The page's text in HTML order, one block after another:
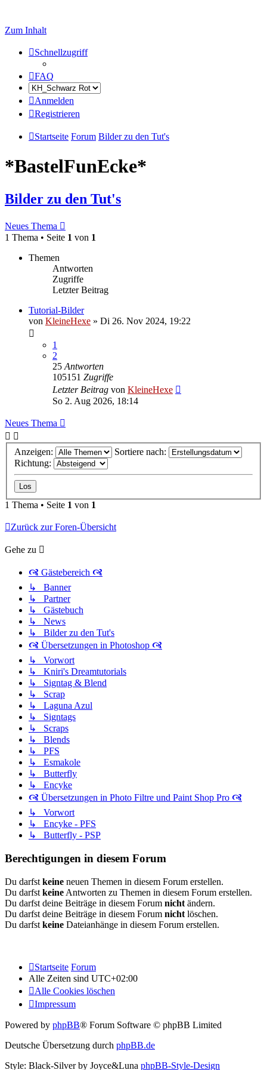
Zum Inhalt
Schnellzugriff
FAQ
Anmelden
Registrieren
Startseite Forum Bilder zu den Tut's
*BastelFunEcke*
Bilder zu den Tut's
Neues Thema
1 Thema • Seite 1 von 1
Themen
Antworten
Zugriffe
Letzter Beitrag
Tutorial-Bilder
von KleineHexe » Di 26. Nov 2024, 19:22
1
2
25 Antworten
105151 Zugriffe
Letzter Beitrag von KleineHexe
So 2. Aug 2026, 18:14
Neues Thema
Anzeigen:
Sortiere nach:
Richtung:
1 Thema • Seite 1 von 1
Zurück zur Foren-Übersicht
Gehe zu
🙧 Gästebereich 🙧
↳ Banner
↳ Partner
↳ Gästebuch
↳ News
↳ Bilder zu den Tut's
🙧 Übersetzungen in Photoshop 🙧
↳ Vorwort
↳ Kniri's Dreamtutorials
↳ Signtag & Blend
↳ Scrap
↳ Laguna Azul
↳ Signtags
↳ Scraps
↳ Blends
↳ PFS
↳ Esmakole
↳ Butterfly
↳ Encyke
🙧 Übersetzungen in Photo Filtre und Paint Shop Pro 🙧
↳ Vorwort
↳ Encyke - PFS
↳ Butterfly - PSP
Berechtigungen in diesem Forum
Du darfst keine neuen Themen in diesem Forum erstellen.
Du darfst keine Antworten zu Themen in diesem Forum erstellen.
Du darfst deine Beiträge in diesem Forum nicht ändern.
Du darfst deine Beiträge in diesem Forum nicht löschen.
Du darfst keine Dateianhänge in diesem Forum erstellen.
Startseite Forum
Alle Zeiten sind UTC+02:00
Alle Cookies löschen
Impressum
Powered by phpBB® Forum Software © phpBB Limited
Deutsche Übersetzung durch phpBB.de
Style: Black-Silver by Joyce&Luna phpBB-Style-Design